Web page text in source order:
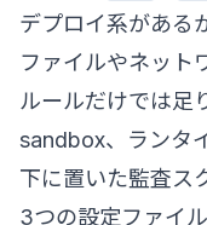
デプロイ系がある
ファイルやネット
ルールだけでは足
sandbox、ランタ
下に置いた監査ス
3つの設定ファイ